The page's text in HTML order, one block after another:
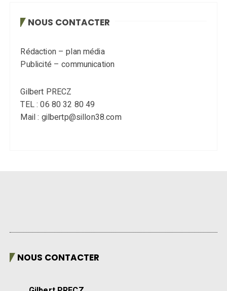
NOUS CONTACTER
Rédaction – plan média
Publicité – communication
Gilbert PRECZ
TEL : 06 80 32 80 49
Mail : gilbertp@sillon38.com
NOUS CONTACTER